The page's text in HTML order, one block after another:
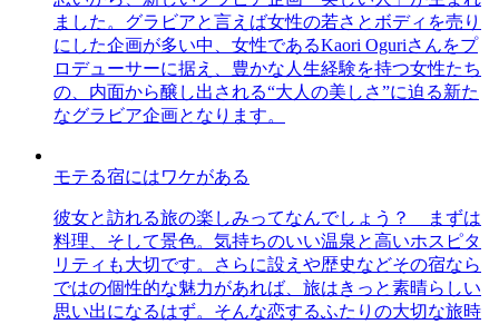
ました。グラビアと言えば女性の若さとボディを売り
にした企画が多い中、女性であるKaori Oguriさんをプ
ロデューサーに据え、豊かな人生経験を持つ女性たち
の、内面から醸し出される“大人の美しさ”に迫る新た
なグラビア企画となります。
モテる宿にはワケがある
彼女と訪れる旅の楽しみってなんでしょう？ まずは
料理、そして景色。気持ちのいい温泉と高いホスピタ
リティも大切です。さらに設えや歴史などその宿なら
ではの個性的な魅力があれば、旅はきっと素晴らしい
思い出になるはず。そんな恋するふたりの大切な旅時